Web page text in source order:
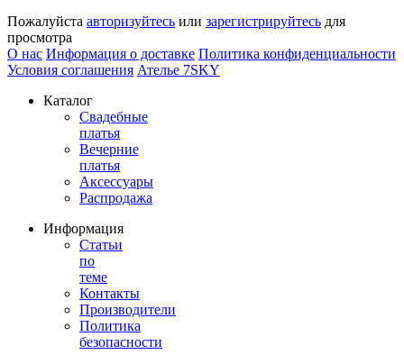
Пожалуйста авторизуйтесь или зарегистрируйтесь для
просмотра
О нас Информация о доставке Политика конфиденциальности
Условия соглашения Ателье 7SKY
Каталог
Свадебные
платья
Вечерние
платья
Аксессуары
Распродажа
Информация
Статьи
по
теме
Контакты
Производители
Политика
безопасности